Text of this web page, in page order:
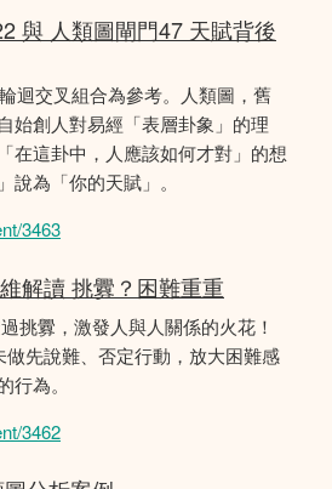
與 人類圖閘門47 天賦背後
迴交叉組合為參考。人類圖，舊
始創人對易經「表層卦象」的理
在這卦中，人應該如何才對」的想
說為「你的天賦」。
3463
解讀 挑釁？困難重重
挑釁，激發人與人關係的火花！
先說難、否定行動，放大困難感
為。
3462